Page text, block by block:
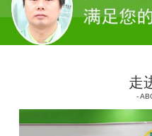
走
-